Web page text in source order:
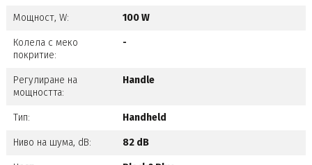
Мощност, W: 100 W
Колела с меко
покритие:
-
Регулиране на
мощността:
Handle
Тип: Handheld
Ниво на шума, dB: 82 dB